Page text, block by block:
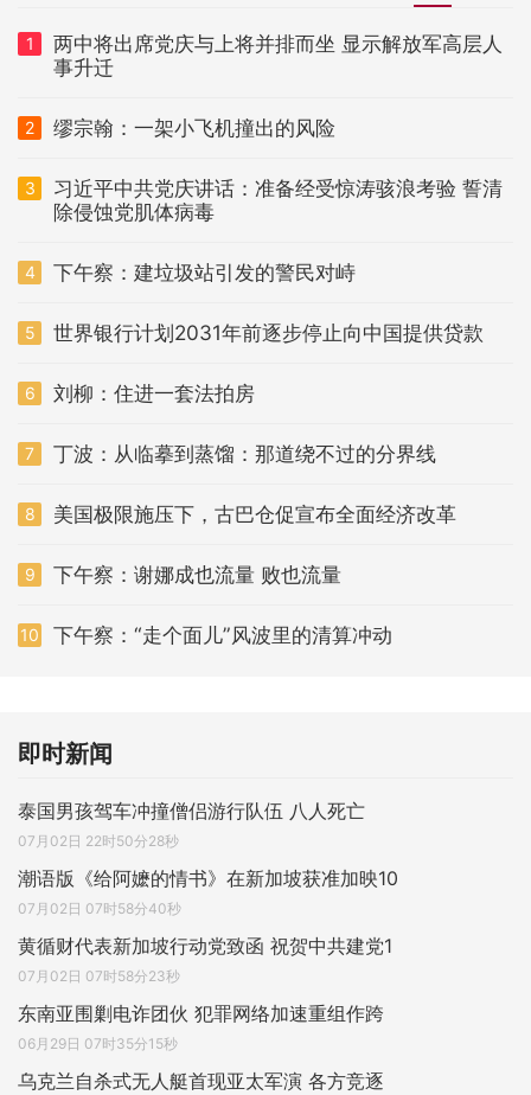
1
两中将出席党庆与上将并排而坐 显示解放军高层人
事升迁
2 缪宗翰：一架小飞机撞出的风险
3
习近平中共党庆讲话：准备经受惊涛骇浪考验 誓清
除侵蚀党肌体病毒
4 下午察：建垃圾站引发的警民对峙
5 世界银行计划2031年前逐步停止向中国提供贷款
6 刘柳：住进一套法拍房
7 丁波：从临摹到蒸馏：那道绕不过的分界线
8 美国极限施压下，古巴仓促宣布全面经济改革
9 下午察：谢娜成也流量 败也流量
10 下午察：“走个面儿”风波里的清算冲动
即时新闻
泰国男孩驾车冲撞僧侣游行队伍 八人死亡
07月02日 22时50分28秒
潮语版《给阿嬷的情书》在新加坡获准加映10
07月02日 07时58分40秒
黄循财代表新加坡行动党致函 祝贺中共建党1
07月02日 07时58分23秒
东南亚围剿电诈团伙 犯罪网络加速重组作跨
06月29日 07时35分15秒
乌克兰自杀式无人艇首现亚太军演 各方竞逐